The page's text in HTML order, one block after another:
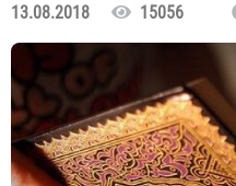
13.08.2018 15056